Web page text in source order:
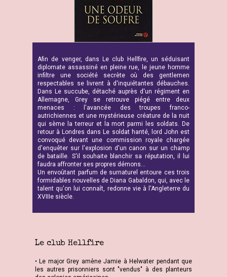
Afin de venger, dans Le club Hellfire, un séduisant
diplomate assassiné en pleine rue, le jeune homme
infiltre une société secrète où des gentlemen
respectables se livrent à d'inquiétantes débauches.
Dans Le succube, détaché auprès d'un régiment en
Allemagne, Grey se retrouve piégé entre deux
menaces : l'avancée des troupes franco-
autrichiennes et une mystérieuse créature de la nuit
qui sème la terreur et la mort parmi les soldats. De
retour à Londres dans Le soldat hanté, lord John est
convoqué devant une commission royale chargée
d'enquêter sur l'explosion d'un canon sur un champ
de bataille. S'il souhaite blanchir sa réputation, il lui
faudra affronter ses propres démons...
Un envoûtant parfum de surnaturel entoure ces trois
formidables nouvelles de Diana Gabaldon, qui, avec le
talent qu'on lui connaît, redonne vie à l'Angleterre du
XVIIIe siècle.
Le club Hellfire
• Le major Grey amène Jamie à Helwater pendant que
les autres prisonniers sont "vendus" à des planteurs